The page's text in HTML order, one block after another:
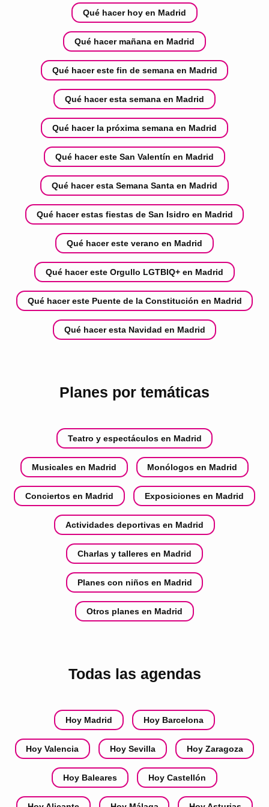
Qué hacer hoy en Madrid
Qué hacer mañana en Madrid
Qué hacer este fin de semana en Madrid
Qué hacer esta semana en Madrid
Qué hacer la próxima semana en Madrid
Qué hacer este San Valentín en Madrid
Qué hacer esta Semana Santa en Madrid
Qué hacer estas fiestas de San Isidro en Madrid
Qué hacer este verano en Madrid
Qué hacer este Orgullo LGTBIQ+ en Madrid
Qué hacer este Puente de la Constitución en Madrid
Qué hacer esta Navidad en Madrid
Planes por temáticas
Teatro y espectáculos en Madrid
Musicales en Madrid Monólogos en Madrid
Conciertos en Madrid Exposiciones en Madrid
Actividades deportivas en Madrid
Charlas y talleres en Madrid
Planes con niños en Madrid
Otros planes en Madrid
Todas las agendas
Hoy Madrid Hoy Barcelona
Hoy Valencia Hoy Sevilla Hoy Zaragoza
Hoy Baleares Hoy Castellón